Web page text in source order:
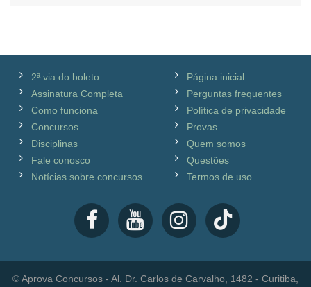
2ª via do boleto
Assinatura Completa
Como funciona
Concursos
Disciplinas
Fale conosco
Notícias sobre concursos
Página inicial
Perguntas frequentes
Política de privacidade
Provas
Quem somos
Questões
Termos de uso
© Aprova Concursos - Al. Dr. Carlos de Carvalho, 1482 - Curitiba,